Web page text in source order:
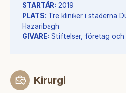
STARTÅR: 2019
PLATS: Tre kliniker i städerna
Hazaribagh
GIVARE: Stiftelser, företag och
Kirurgi